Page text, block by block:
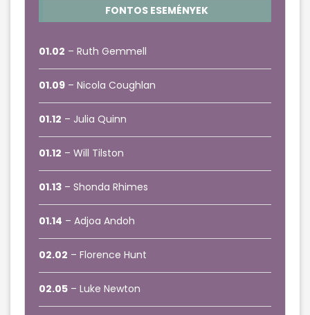
FONTOS ESEMÉNYEK
01.02 – Ruth Gemmell
01.09 – Nicola Coughlan
01.12 – Julia Quinn
01.12 – Will Tilston
01.13 – Shonda Rhimes
01.14 – Adjoa Andoh
02.02 – Florence Hunt
02.05 – Luke Newton